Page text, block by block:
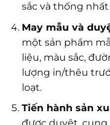
sắc và thống
May mẫu và
một sản phẩm
liệu, màu sắc,
lượng in/thêu
loạt.
Tiến hành sản